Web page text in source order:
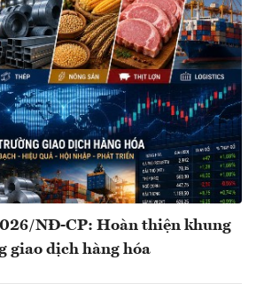
NĐ-CP: Hoàn thiện khung
giao dịch hàng hóa